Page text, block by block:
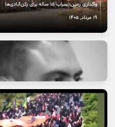
واگذاری زمین؛ سراب ۱۵ ساله برای رکن‌آبادی‌ها
19 مرداد, 1405